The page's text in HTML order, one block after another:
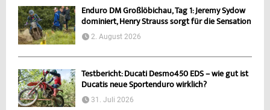
Enduro DM Großlöbichau, Tag 1: Jeremy Sydow
dominiert, Henry Strauss sorgt für die Sensation
2. August 2026
Testbericht: Ducati Desmo450 EDS – wie gut ist
Ducatis neue Sportenduro wirklich?
31. Juli 2026